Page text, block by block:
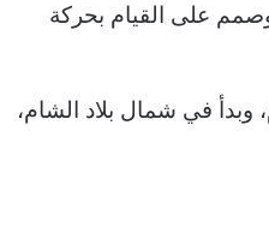
على القيام بحركة
وبدأ في شمال بلاد الشام،